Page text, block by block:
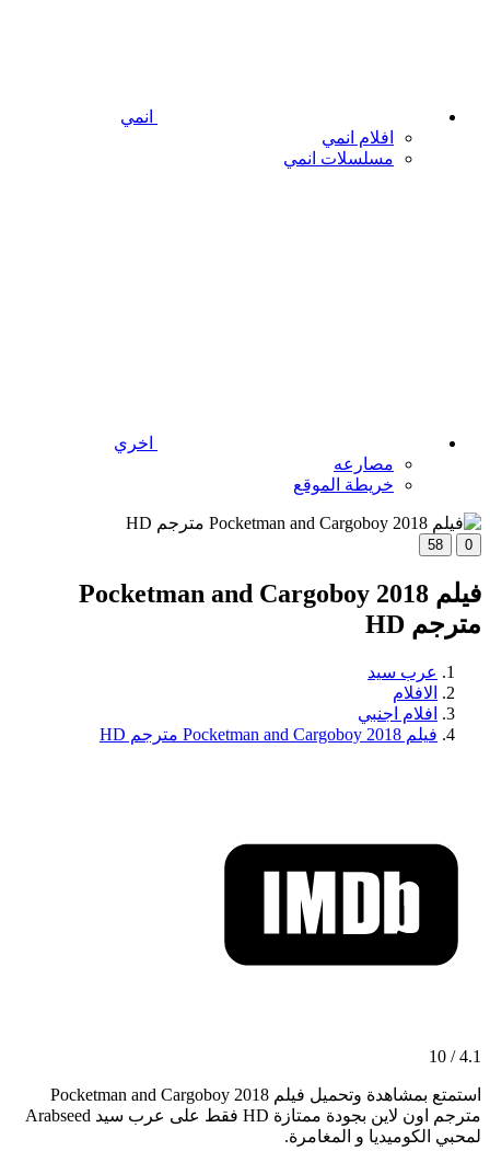
انمي
افلام انمي
مسلسلات انمي
اخري
مصارعه
خريطة الموقع
0
58
فيلم Pocketman and Cargoboy 2018
مترجم HD
عرب سيد
الافلام
افلام اجنبي
فيلم Pocketman and Cargoboy 2018 مترجم HD
4.1 / 10
استمتع بمشاهدة وتحميل فيلم Pocketman and Cargoboy 2018
مترجم اون لاين بجودة ممتازة HD فقط على عرب سيد Arabseed
لمحبي الكوميديا و المغامرة.